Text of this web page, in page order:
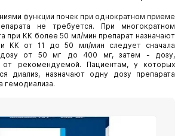
функции почек при однократном приеме
не требуется. При многократном
при КК более 50 мл/мин препарат назначают
КК от 11 до 50 мл/мин следует сначала
дозу от 50 мг до 400 мг, затем - дозу,
рекомендуемой. Пациентам, у которых
диализ, назначают одну дозу препарата
гемодиализа.